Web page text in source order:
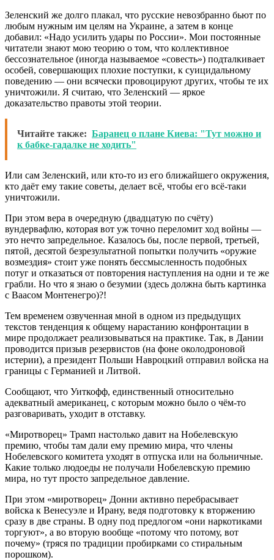
Зеленский же долго плакал, что русские невозбранно бьют по
любым нужным им целям на Украине, а затем в конце
добавил: «Надо усилить удары по России». Мои постоянные
читатели знают мою теорию о том, что коллективное
бессознательное (иногда называемое «совесть») подталкивает
особей, совершающих плохие поступки, к суицидальному
поведению — они всячески провоцируют других, чтобы те их
уничтожили. Я считаю, что Зеленский — яркое
доказательство правоты этой теории.
Читайте также: Баранец о плане Киева: "Тут можно и
к бабке-гадалке не ходить"
Или сам Зеленский, или кто-то из его ближайшего окружения,
кто даёт ему такие советы, делает всё, чтобы его всё-таки
уничтожили.
При этом вера в очередную (двадцатую по счёту)
вундервафлю, которая вот уж точно переломит ход войны —
это нечто запредельное. Казалось бы, после первой, третьей,
пятой, десятой безрезультатной попытки получить «оружие
возмездия» стоит уже понять бессмысленность подобных
потуг и отказаться от повторения наступления на одни и те же
грабли. Но что я знаю о безумии (здесь должна быть картинка
с Ваасом Монтенегро)?!
Тем временем озвученная мной в одном из предыдущих
текстов тенденция к общему нарастанию конфронтации в
мире продолжает реализовываться на практике. Так, в Дании
проводится призыв резервистов (на фоне околодроновой
истерии), а президент Польши Навроцкий отправил войска на
границы с Германией и Литвой.
Сообщают, что Уиткофф, единственный относительно
адекватный американец, с которым можно было о чём-то
разговаривать, уходит в отставку.
«Миротворец» Трамп настолько давит на Нобелевскую
премию, чтобы там дали ему премию мира, что члены
Нобелевского комитета уходят в отпуска или на больничные.
Какие только людоеды не получали Нобелевскую премию
мира, но тут просто запредельное давление.
При этом «миротворец» Донни активно перебрасывает
войска к Венесуэле и Ирану, ведя подготовку к вторжению
сразу в две страны. В одну под предлогом «они наркотиками
торгуют», а во вторую вообще «потому что потому, вот
почему» (тряся по традиции пробирками со стиральным
порошком).